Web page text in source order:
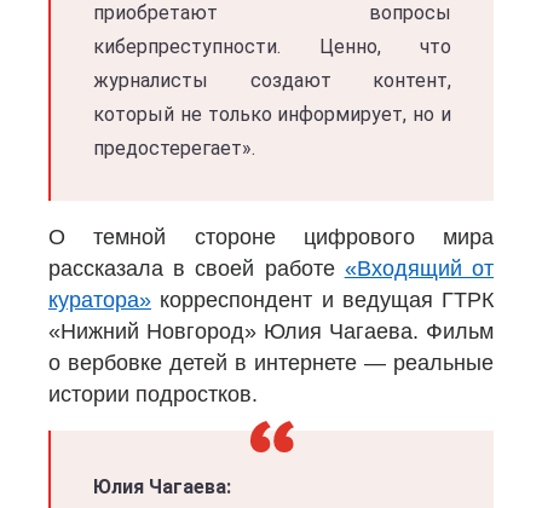
приобретают вопросы
киберпреступности. Ценно, что
журналисты создают контент,
который не только информирует, но и
предостерегает».
О темной стороне цифрового мира
рассказала в своей работе «Входящий от
куратора» корреспондент и ведущая ГТРК
«Нижний Новгород» Юлия Чагаева. Фильм
о вербовке детей в интернете — реальные
истории подростков.
Юлия Чагаева: